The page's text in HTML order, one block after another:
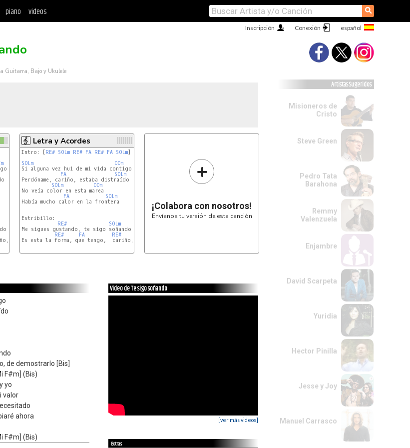
piano videos ⚲
Conexión
Inscripción
Guitarra, Bajo y Ukulele
de demostrarlo [Bis]
Letra y Acordes
Intro: [RE# SOLm RE# FA RE# FA SOLm]
SOLm
DOm
Si alguna vez hui de mi vida contigo
FA
SOLm
Perdóname, cariño, estaba distraído
SOLm
DOm
No veía color en esta marea
FA
SOLm
Había mucho calor en la frontera
Estribillo:
RE#
SOLm
Me sigues gustando, te sigo soñando
RE#
FA RE#
Es esta la forma, que tengo,  cariño, de demostrarlo [Bis]
+
¡Colabora con nosotros!
Envíanos tu versión de esta canción
de demostrarlo [Bis]
F#m] (Bis)
yo
valor
ahora
F#m] (Bis)
Video de Te sigo soñando
[ver más videos]
Extras
Artistas Sugeridos
Misioneros de
Cristo
Steve Green
Pedro Tata
Barahona
Remmy
Valenzuela
Enjambre
David Scarpeta
Yuridia
Hector Pinilla
Jesse y Joy
Manuel Carrasco